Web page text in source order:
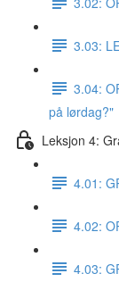
3.03:
3.04:
på lørdag?"
Leksjon 4:
4.01:
4.02:
4.03: